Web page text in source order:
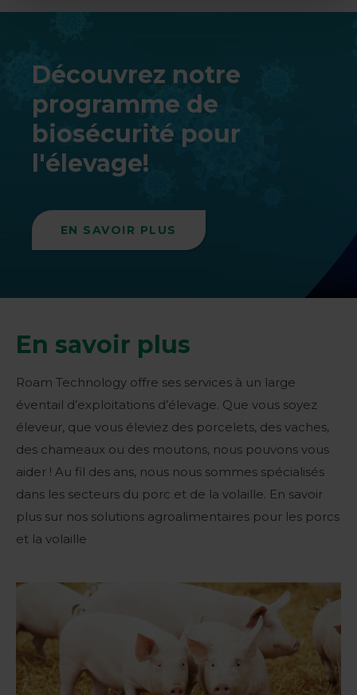
Découvrez notre
programme de
biosécurité pour
l'élevage!
EN SAVOIR PLUS
En savoir plus
Roam Technology offre ses services à un large
éventail d’exploitations d’élevage. Que vous soyez
éleveur, que vous éleviez des porcelets, des vaches,
des chameaux ou des moutons, nous pouvons vous
aider ! Au fil des ans, nous nous sommes spécialisés
dans les secteurs du porc et de la volaille. En savoir
plus sur nos solutions agroalimentaires pour les porcs
et la volaille